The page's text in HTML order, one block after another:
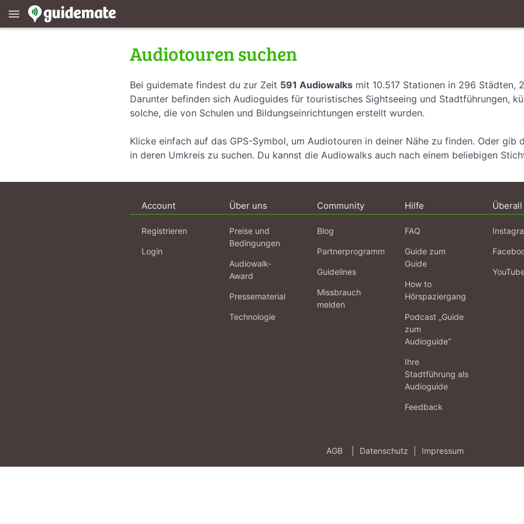
menu
Audiotouren suchen
Bei guidemate findest du zur Zeit 591 Audiowalks mit 10.517 Stationen in 296 Städten,
Darunter befinden sich Audioguides für touristisches Sightseeing und Stadtführungen,
solche, die von Schulen und Bildungseinrichtungen erstellt wurden.
Klicke einfach auf das GPS-Symbol, um Audiotouren in deiner Nähe zu finden. Oder gib
in deren Umkreis zu suchen. Du kannst die Audiowalks auch nach einem beliebigen
Account
Registrieren
Login
Über uns
Preise und
Bedingungen
Audiowalk-
Award
Pressematerial
Technologie
Community
Blog
Partnerprogramm
Guidelines
Missbrauch
melden
Hilfe
FAQ
Guide zum
Guide
How to
Hörspaziergang
Podcast „Guide
zum
Audioguide“
Ihre
Stadtführung als
Audioguide
Feedback
Überall
AGB Datenschutz Impressum